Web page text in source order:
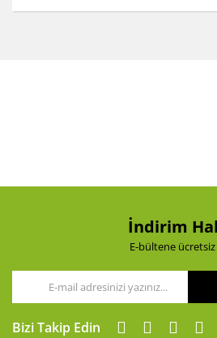
Ürün fiyatı diğer sitelerden daha
Gönder
İndirim
E-bültene
Bizi Takip Edin